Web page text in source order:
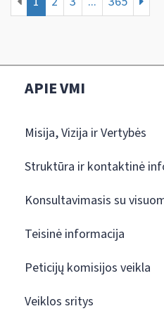
APIE VMI
Misija, Vizija ir Vertybės
Struktūra ir kontaktinė
Konsultavimasis su
Teisinė informacija
Peticijų komisijos veikla
Veiklos sritys